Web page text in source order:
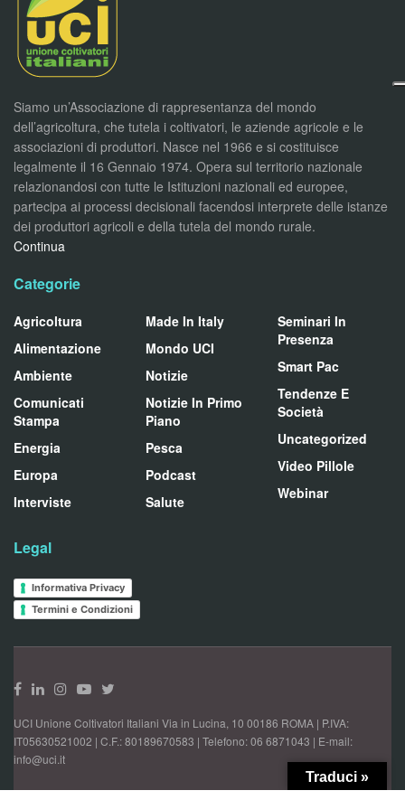
Siamo un’Associazione di rappresentanza del mondo
dell’agricoltura, che tutela i coltivatori, le aziende agricole e le
associazioni di produttori. Nasce nel 1966 e si costituisce
legalmente il 16 Gennaio 1974. Opera sul territorio nazionale
relazionandosi con tutte le Istituzioni nazionali ed europee,
partecipa ai processi decisionali facendosi interprete delle istanze
dei produttori agricoli e della tutela del mondo rurale.
Continua
Categorie
Agricoltura
Alimentazione
Ambiente
Comunicati
Stampa
Energia
Europa
Interviste
Made In Italy
Mondo UCI
Notizie
Notizie In Primo
Piano
Pesca
Podcast
Salute
Seminari In
Presenza
Smart Pac
Tendenze E
Società
Uncategorized
Video Pillole
Webinar
Legal
Informativa Privacy
Termini e Condizioni
UCI Unione Coltivatori Italiani Via in Lucina, 10 00186 ROMA | P.IVA:
IT05630521002 | C.F.: 80189670583 | Telefono: 06 6871043 | E-mail:
info@uci.it
Traduci »